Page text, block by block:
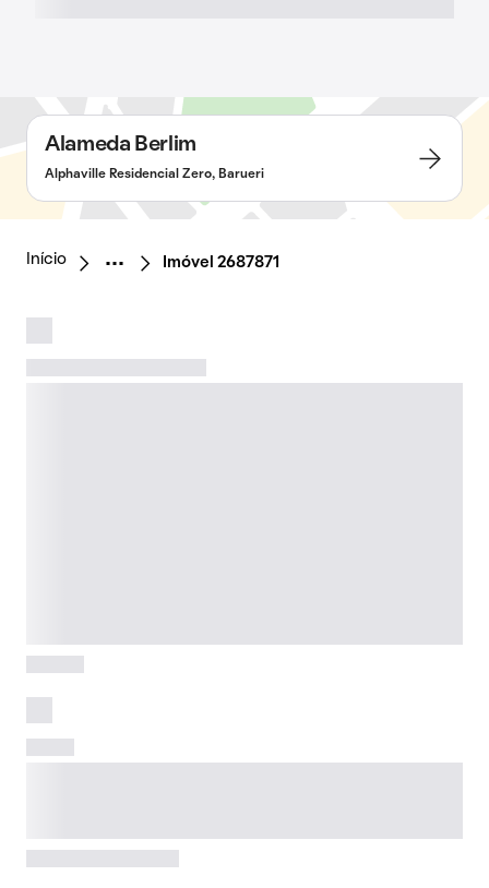
Alameda Berlim
Alphaville Residencial Zero, Barueri
Início Imóvel 2687871